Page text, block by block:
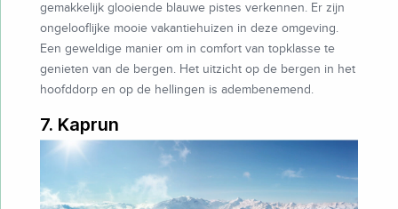
gemakkelijk glooiende blauwe pistes verkennen. Er zijn
ongelooflijke mooie vakantiehuizen in deze omgeving.
Een geweldige manier om in comfort van topklasse te
genieten van de bergen. Het uitzicht op de bergen in het
hoofddorp en op de hellingen is adembenemend.
7. Kaprun